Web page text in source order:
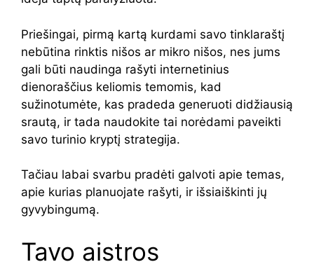
Priešingai, pirmą kartą kurdami savo tinklaraštį
nebūtina rinktis nišos ar mikro nišos, nes jums
gali būti naudinga rašyti internetinius
dienoraščius keliomis temomis, kad
sužinotumėte, kas pradeda generuoti didžiausią
srautą, ir tada naudokite tai norėdami paveikti
savo turinio kryptį strategija.
Tačiau labai svarbu pradėti galvoti apie temas,
apie kurias planuojate rašyti, ir išsiaiškinti jų
gyvybingumą.
Tavo aistros